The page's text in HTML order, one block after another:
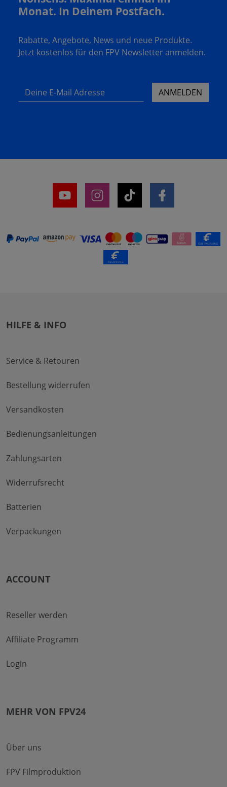
Monat. In Deinem Postfach.
Rabatte, Angebote, News und neue Produkte.
Jetzt kostenlos für den FPV Newsletter anmelden.
Deine E-Mail Adresse ANMELDEN
HILFE & INFO
Service & Retouren
Bestellung widerrufen
Versandkosten
Bedienungsanleitungen
Zahlungsarten
Widerrufsrecht
Batterien
Verpackungen
ACCOUNT
Reseller werden
Affiliate Programm
Login
MEHR VON FPV24
Über uns
FPV Filmproduktion